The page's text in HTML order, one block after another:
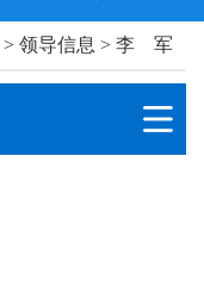
> 领导信息 > 李 军